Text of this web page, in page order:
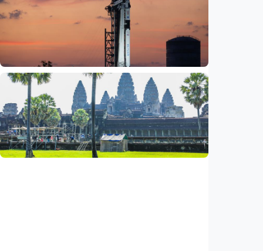
Jelang misi bawa pulang sampel Mars, China
siapkan laboratorium perlindungan planet
Indonesia
Iptek
Bagian roket Falcon 9 SpaceX akan hantam
Bulan, NASA pastikan Bumi aman
Indonesia•05 Aug 2026